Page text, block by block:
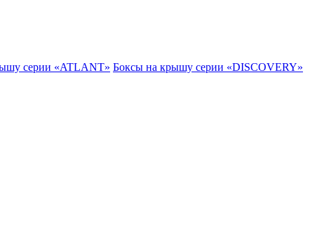
серии «ATLANT» Боксы на крышу серии «DISCOVERY»